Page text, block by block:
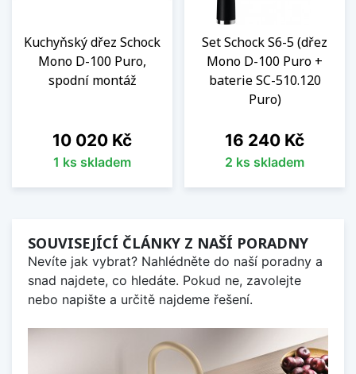
Kuchyňský dřez Schock
Mono D-100 Puro,
spodní montáž
Cena
10 020 Kč
1 ks skladem
Set Schock S6-5 (dřez
Mono D-100 Puro +
baterie SC-510.120
Puro)
Cena
16 240 Kč
2 ks skladem
SOUVISEJÍCÍ ČLÁNKY Z NAŠÍ PORADNY
Nevíte jak vybrat? Nahlédněte do naší poradny a
snad najdete, co hledáte. Pokud ne, zavolejte
nebo napište a určitě najdeme řešení.